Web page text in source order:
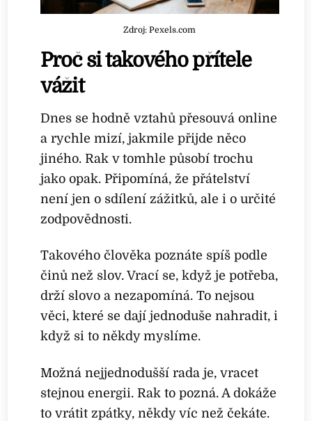
Zdroj: Pexels.com
Proč si takového přítele
vážit
Dnes se hodně vztahů přesouvá online
a rychle mizí, jakmile přijde něco
jiného. Rak v tomhle působí trochu
jako opak. Připomíná, že přátelství
není jen o sdílení zážitků, ale i o určité
zodpovědnosti.
Takového člověka poznáte spíš podle
činů než slov. Vrací se, když je potřeba,
drží slovo a nezapomíná. To nejsou
věci, které se dají jednoduše nahradit, i
když si to někdy myslíme.
Možná nejjednodušší rada je, vracet
stejnou energii. Rak to pozná. A dokáže
to vrátit zpátky, někdy víc než čekáte.